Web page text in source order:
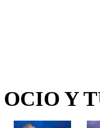
OCIO Y